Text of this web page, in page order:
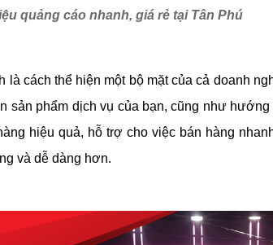
quảng cáo nhanh, giá rẻ tại Tân Phú
cách thể hiện một bộ mặt của cả doanh
phẩm dịch vụ của bạn, cũng như
hiệu quả, hỗ trợ cho việc bán hàng
và dễ dàng hơn.